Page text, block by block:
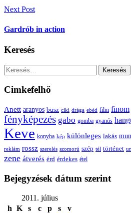
Next Post
Gardrób in action
Keresés
Keresés:
Cimkefelhő
Anett aranyos busz ciki drága ebéd film finom
fényképezés gabo gomba gyanús
Keve konyha kép különleges lakás
reklám rossz szerelés szomorú szép tél történet
zene átverés érd érdekes étel
Bejegyzések dátum szerint
2011. július
h K s c p s
v